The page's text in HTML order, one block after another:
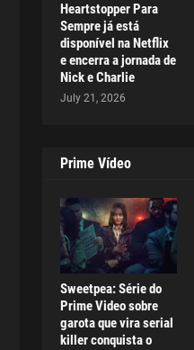
Heartstopper Para
Sempre já está
disponível na Netflix
e encerra a jornada de
Nick e Charlie
July 21, 2026
Prime Vídeo
Sweetpea: Série do
Prime Video sobre
garota que vira serial
killer conquista o